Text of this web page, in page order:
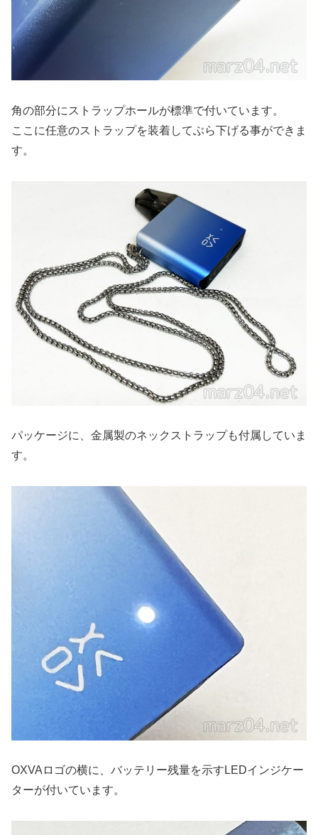
角の部分にストラップホールが標準で付いています。
ここに任意のストラップを装着してぶら下げる事ができま
す。
パッケージに、金属製のネックストラップも付属していま
す。
OXVAロゴの横に、バッテリー残量を示すLEDインジケー
ターが付いています。